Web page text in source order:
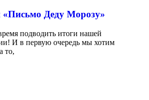
«Письмо Деду Морозу»
подводить итоги нашей
И в первую очередь мы хотим
то,